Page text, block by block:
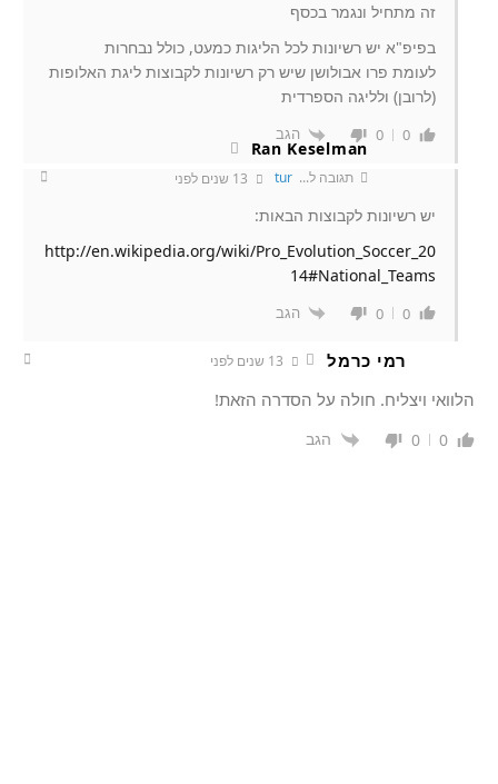
זה מתחיל ונגמר בכסף
בפיפ"א יש רשיונות לכל הליגות כמעט, כולל נבחרות
לעומת פרו אבולושן שיש רק רשיונות לקבוצות ליגת האלופות
(לרובן) ולליגה הספרדית
0
0 הגב
Ran Keselman
תגובה ל... tur
יש רשיונות לקבוצות הבאות:
http://en.wikipedia.org/wiki/Pro_Evolution_Soccer_20
14#National_Teams
0
0 הגב
רמי כרמל
הלוואי ויצליח. חולה על הסדרה הזאת!
0
0 הגב